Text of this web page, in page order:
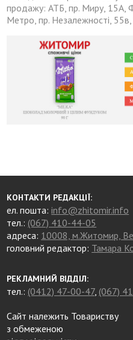
продажу: АТБ, пр. Миру, 15А,
Метро, пр. Незалежності, 55в,
КОНТАКТИ РЕДАКЦІЇ:
ел. пошта:info@zhitomir.info
тел.: (067) 410-44-05
адреса: 10008, м.Житомир,
головний редактор: Тамара
РЕКЛАМНИЙ ВІДДІЛ:
тел.: (0412) 47-00-47, (067)
Сайт належить Товариству
з обмеженою